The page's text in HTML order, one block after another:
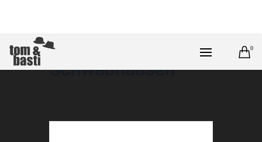
0
Schwabhausen